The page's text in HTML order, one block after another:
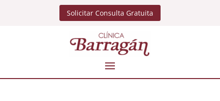
Solicitar Consulta Gratuita